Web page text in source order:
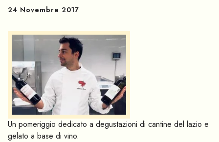
24 Novembre 2017
Un pomeriggio dedicato a degustazioni di cantine del lazio e
gelato a base di vino.